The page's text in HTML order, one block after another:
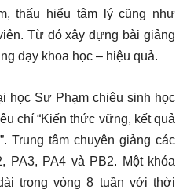
thấu hiểu tâm lý cũng như
Từ đó xây dựng bài giảng
dạy khoa học – hiệu quả.
học Sư Phạm chiêu sinh học
chí “Kiến thức vững, kết quả
Trung tâm chuyên giảng các
PA3, PA4 và PB2. Một khóa
trong vòng 8 tuần với thời